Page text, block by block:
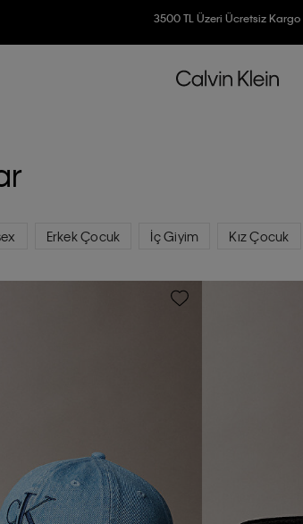
7500 TL Ve Üzeri Alışverişlerinizde 6
Erkek Çocuk İç Giyim Kız Çocuk